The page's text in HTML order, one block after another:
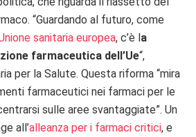
“Guardando al futuro, come
sanitaria europea, c’è la
farmaceutica dell’Ue“,
per la Salute. Questa riforma “mira
farmaceutici nei farmaci per le
sulle aree svantaggiate”. Un
all’alleanza per i farmaci critici, e